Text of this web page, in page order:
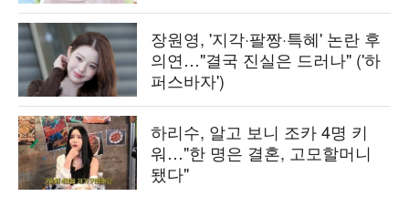
장원영, '지각·팔짱·특혜' 논란 후
의연…"결국 진실은 드러나" ('하
퍼스바자')
하리수, 알고 보니 조카 4명 키
워…"한 명은 결혼, 고모할머니
됐다"